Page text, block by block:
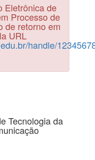
Eletrônica de
Processo de
de retorno em
URL
handle/
Tecnologia da